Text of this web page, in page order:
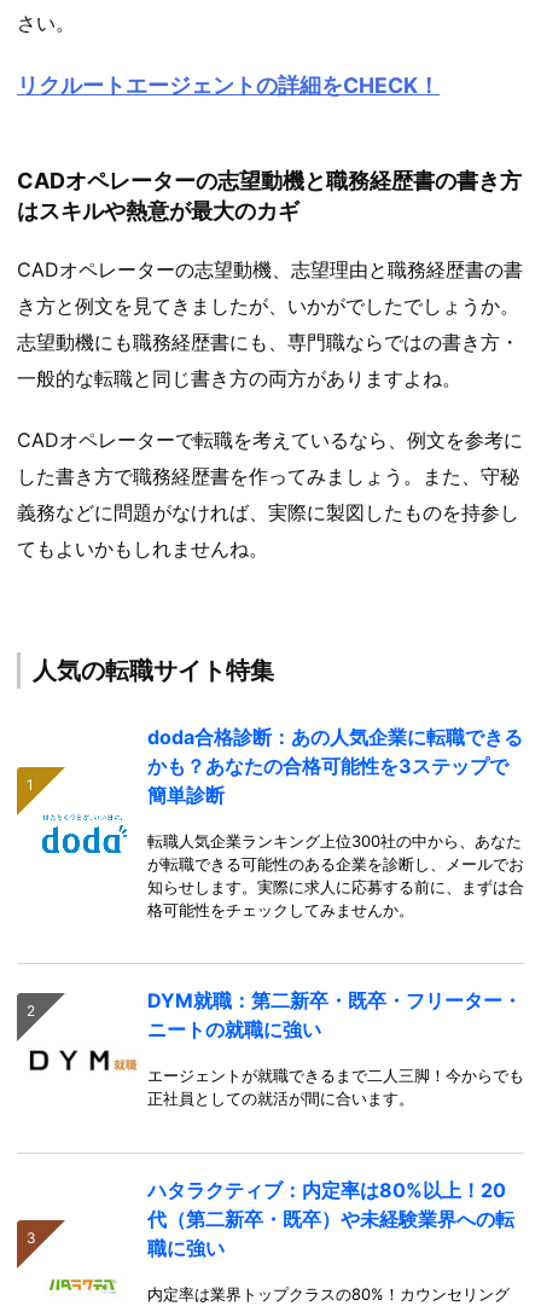
さい。
リクルートエージェントの詳細をCHECK！
CADオペレーターの志望動機と職務経歴書の書き方
はスキルや熱意が最大のカギ
CADオペレーターの志望動機、志望理由と職務経歴書の書
き方と例文を見てきましたが、いかがでしたでしょうか。
志望動機にも職務経歴書にも、専門職ならではの書き方・
一般的な転職と同じ書き方の両方がありますよね。
CADオペレーターで転職を考えているなら、例文を参考に
した書き方で職務経歴書を作ってみましょう。また、守秘
義務などに問題がなければ、実際に製図したものを持参し
てもよいかもしれませんね。
人気の転職サイト特集
doda合格診断：あの人気企業に転職できる
かも？あなたの合格可能性を3ステップで
簡単診断
転職人気企業ランキング上位300社の中から、あなた
が転職できる可能性のある企業を診断し、メールでお
知らせします。実際に求人に応募する前に、まずは合
格可能性をチェックしてみませんか。
DYM就職：第二新卒・既卒・フリーター・
ニートの就職に強い
エージェントが就職できるまで二人三脚！今からでも
正社員としての就活が間に合います。
ハタラクティブ：内定率は80%以上！20
代（第二新卒・既卒）や未経験業界への転
職に強い
内定率は業界トップクラスの80%！カウンセリング